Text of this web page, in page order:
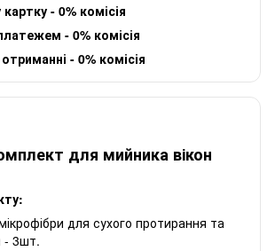
- 0% комісія
- 0% комісія
- 0% комісія
для мийника вікон
для сухого протирання та
- 3шт.